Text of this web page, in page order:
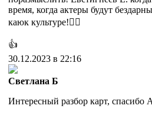
время, когда актеры будут
каюк культуре!🤷‍♂️
👍
30.12.2023 в 22:16
Светлана Б
Интересный разбор карт, спасибо